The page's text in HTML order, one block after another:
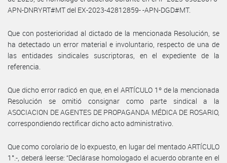
APN-DNRYRT#MT del EX-2023-42812859- -APN-DGD#MT.
Que con posterioridad al dictado de la mencionada Resolución, se
ha detectado un error material e involuntario, respecto de una de
las entidades sindicales suscriptoras, en el expediente de la
referencia.
Que dicho error radicó en que, en el ARTÍCULO 1º de la mencionada
Resolución se omitió consignar como parte sindical a la
ASOCIACION DE AGENTES DE PROPAGANDA MÉDICA DE ROSARIO,
correspondiendo rectificar dicho acto administrativo.
Que como corolario de lo expuesto, en lugar del mentado ARTÍCULO
1°.-, deberá leerse: “Declárase homologado el acuerdo obrante en el